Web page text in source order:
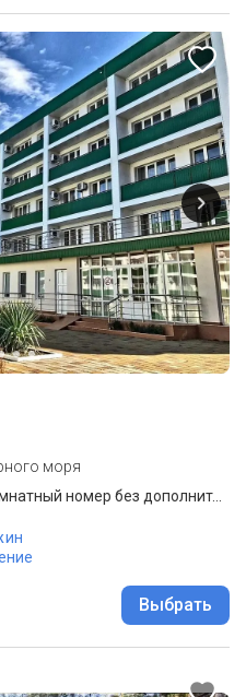
моря
Стандарт двухместный однокомнатный номер без дополнительного места
Выбрать